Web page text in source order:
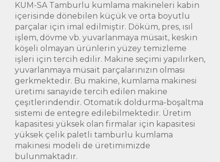
KUM-SA Tamburlu kumlama makineleri kabin
içerisinde dönebilen küçük ve orta boyutlu
parçalar için imal edilmiştir. Döküm, pres, ısıl
işlem, dövme vb. yuvarlanmaya müsait, keskin
köşeli olmayan ürünlerin yüzey temizleme
işleri için tercih edilir. Makine seçimi yapılırken,
yuvarlanmaya müsait parçalarınızın olması
gerkmektedir. Bu makine, kumlama makinesi
üretimi sanayide tercih edilen makine
çeşitlerindendir. Otomatik doldurma-boşaltma
sistemi de entegre edilebilmektedir. Üretim
kapasitesi yüksek olan firmalar için kapasitesi
yüksek çelik paletli tamburlu kumlama
makinesi modeli de üretimimizde
bulunmaktadır.